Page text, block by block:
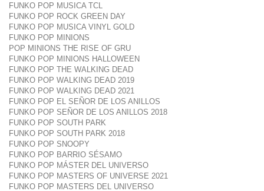
FUNKO POP MUSICA TCL
FUNKO POP ROCK GREEN DAY
FUNKO POP MUSICA VINYL GOLD
FUNKO POP MINIONS
POP MINIONS THE RISE OF GRU
FUNKO POP MINIONS HALLOWEEN
FUNKO POP THE WALKING DEAD
FUNKO POP WALKING DEAD 2019
FUNKO POP WALKING DEAD 2021
FUNKO POP EL SEÑOR DE LOS ANILLOS
FUNKO POP SEÑOR DE LOS ANILLOS 2018
FUNKO POP SOUTH PARK
FUNKO POP SOUTH PARK 2018
FUNKO POP SNOOPY
FUNKO POP BARRIO SÉSAMO
FUNKO POP MÁSTER DEL UNIVERSO
FUNKO POP MASTERS OF UNIVERSE 2021
FUNKO POP MASTERS DEL UNIVERSO